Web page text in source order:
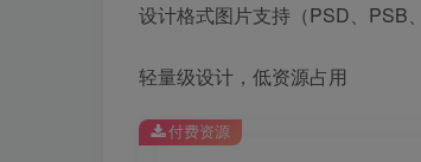
设计格式图片支持（PSD、PSB
轻量级设计，低资源占用
付费资源